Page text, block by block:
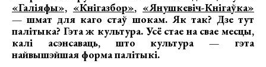
«Галіяфы», «Кнігазбор», «Янушкевіч-Кнігаўка»
— шмат для каго стаў шокам. Як так? Дзе тут
палітыка? Гэта ж культура. Усё стае на свае месцы,
калі асэнсаваць, што культура — гэта
найвышэйшая форма палітыкі.